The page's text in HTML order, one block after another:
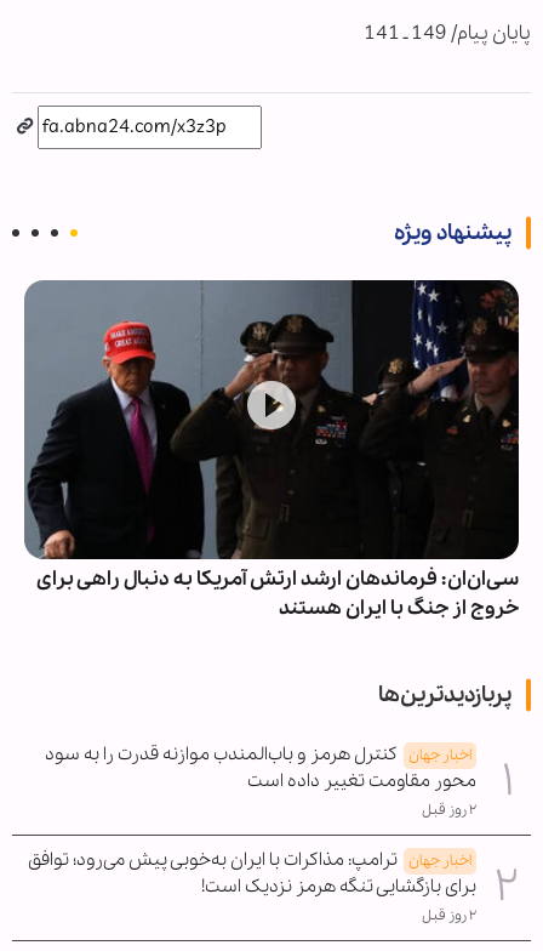
پایان پیام/ 149 ـ 141
پیشنهاد ویژه
سی‌ان‌ان: فرماندهان ارشد ارتش آمریکا به دنبال راهی برای
خروج از جنگ با ایران هستند
پربازدیدترین‌ها
اخبار جهان کنترل هرمز و باب‌المندب موازنه قدرت را به سود
محور مقاومت تغییر داده است
۲ روز قبل
اخبار جهان ترامپ: مذاکرات با ایران به‌خوبی پیش می‌رود؛ توافق
برای بازگشایی تنگه هرمز نزدیک است!
۲ روز قبل